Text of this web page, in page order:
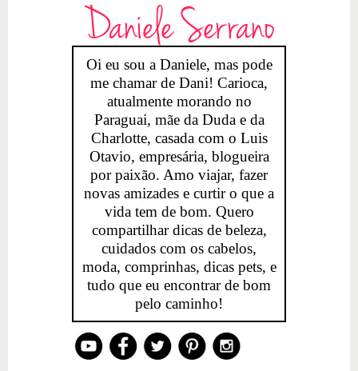
Daniele Serrano
Oi eu sou a Daniele, mas pode
me chamar de Dani! Carioca,
atualmente morando no
Paraguai, mãe da Duda e da
Charlotte, casada com o Luis
Otavio, empresária, blogueira
por paixão. Amo viajar, fazer
novas amizades e curtir o que a
vida tem de bom. Quero
compartilhar dicas de beleza,
cuidados com os cabelos,
moda, comprinhas, dicas pets, e
tudo que eu encontrar de bom
pelo caminho!